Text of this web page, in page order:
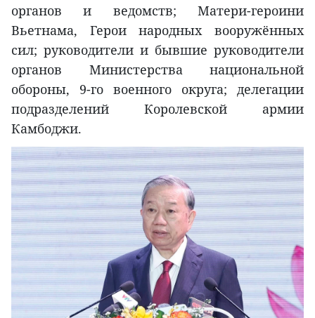
органов и ведомств; Матери-героини
Вьетнама, Герои народных вооружённых
сил; руководители и бывшие руководители
органов Министерства национальной
обороны, 9-го военного округа; делегации
подразделений Королевской армии
Камбоджи.